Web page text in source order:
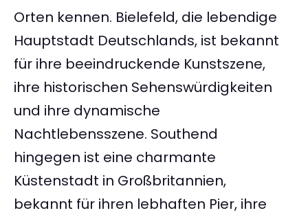
Orten kennen. Bielefeld, die lebendige
Hauptstadt Deutschlands, ist bekannt
für ihre beeindruckende Kunstszene,
ihre historischen Sehenswürdigkeiten
und ihre dynamische
Nachtlebensszene. Southend
hingegen ist eine charmante
Küstenstadt in Großbritannien,
bekannt für ihren lebhaften Pier, ihre